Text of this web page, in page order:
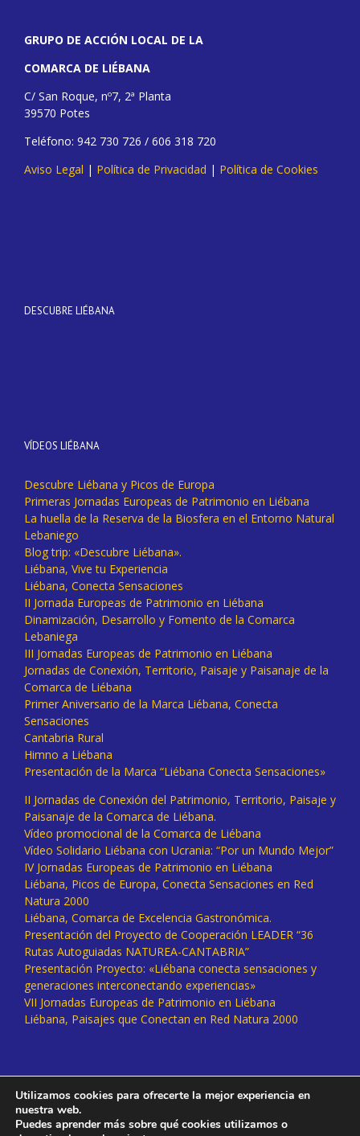
GRUPO DE ACCIÓN LOCAL DE LA
COMARCA DE LIÉBANA
C/ San Roque, nº7, 2ª Planta
39570 Potes
Teléfono: 942 730 726 / 606 318 720
Aviso Legal | Política de Privacidad | Política de Cookies
DESCUBRE LIÉBANA
VÍDEOS LIÉBANA
Descubre Liébana y Picos de Europa
Primeras Jornadas Europeas de Patrimonio en Liébana
La huella de la Reserva de la Biosfera en el Entorno Natural
Lebaniego
Blog trip: «Descubre Liébana».
Liébana, Vive tu Experiencia
Liébana, Conecta Sensaciones
II Jornada Europeas de Patrimonio en Liébana
Dinamización, Desarrollo y Fomento de la Comarca
Lebaniega
III Jornadas Europeas de Patrimonio en Liébana
Jornadas de Conexión, Territorio, Paisaje y Paisanaje de la
Comarca de Liébana
Primer Aniversario de la Marca Liébana, Conecta
Sensaciones
Cantabria Rural
Himno a Liébana
Presentación de la Marca “Liébana Conecta Sensaciones»
II Jornadas de Conexión del Patrimonio, Territorio, Paisaje y
Paisanaje de la Comarca de Liébana.
Vídeo promocional de la Comarca de Liébana
Vídeo Solidario Liébana con Ucrania: “Por un Mundo Mejor”
IV Jornadas Europeas de Patrimonio en Liébana
Liébana, Picos de Europa, Conecta Sensaciones en Red
Natura 2000
Liébana, Comarca de Excelencia Gastronómica.
Presentación del Proyecto de Cooperación LEADER “36
Rutas Autoguiadas NATUREA-CANTABRIA”
Presentación Proyecto: «Liébana conecta sensaciones y
generaciones interconectando experiencias»
VII Jornadas Europeas de Patrimonio en Liébana
Liébana, Paisajes que Conectan en Red Natura 2000
Utilizamos cookies para ofrecerte la mejor experiencia en
nuestra web.
Puedes aprender más sobre qué cookies utilizamos o